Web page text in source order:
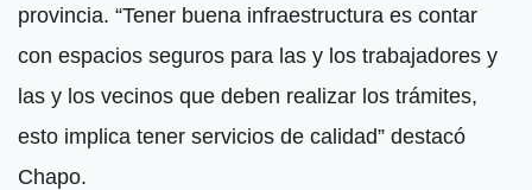
provincia. “Tener buena infraestructura es contar
con espacios seguros para las y los trabajadores y
las y los vecinos que deben realizar los trámites,
esto implica tener servicios de calidad” destacó
Chapo.